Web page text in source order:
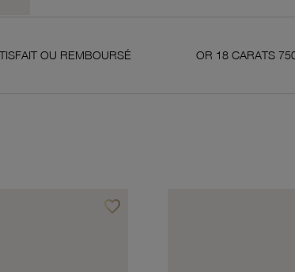
OR 18 CARATS 750 MILLIÈMES
favorite_borderAjouter à vos favoris